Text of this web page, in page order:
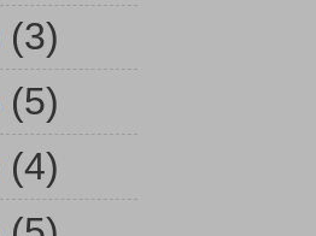
(3)
(5)
(4)